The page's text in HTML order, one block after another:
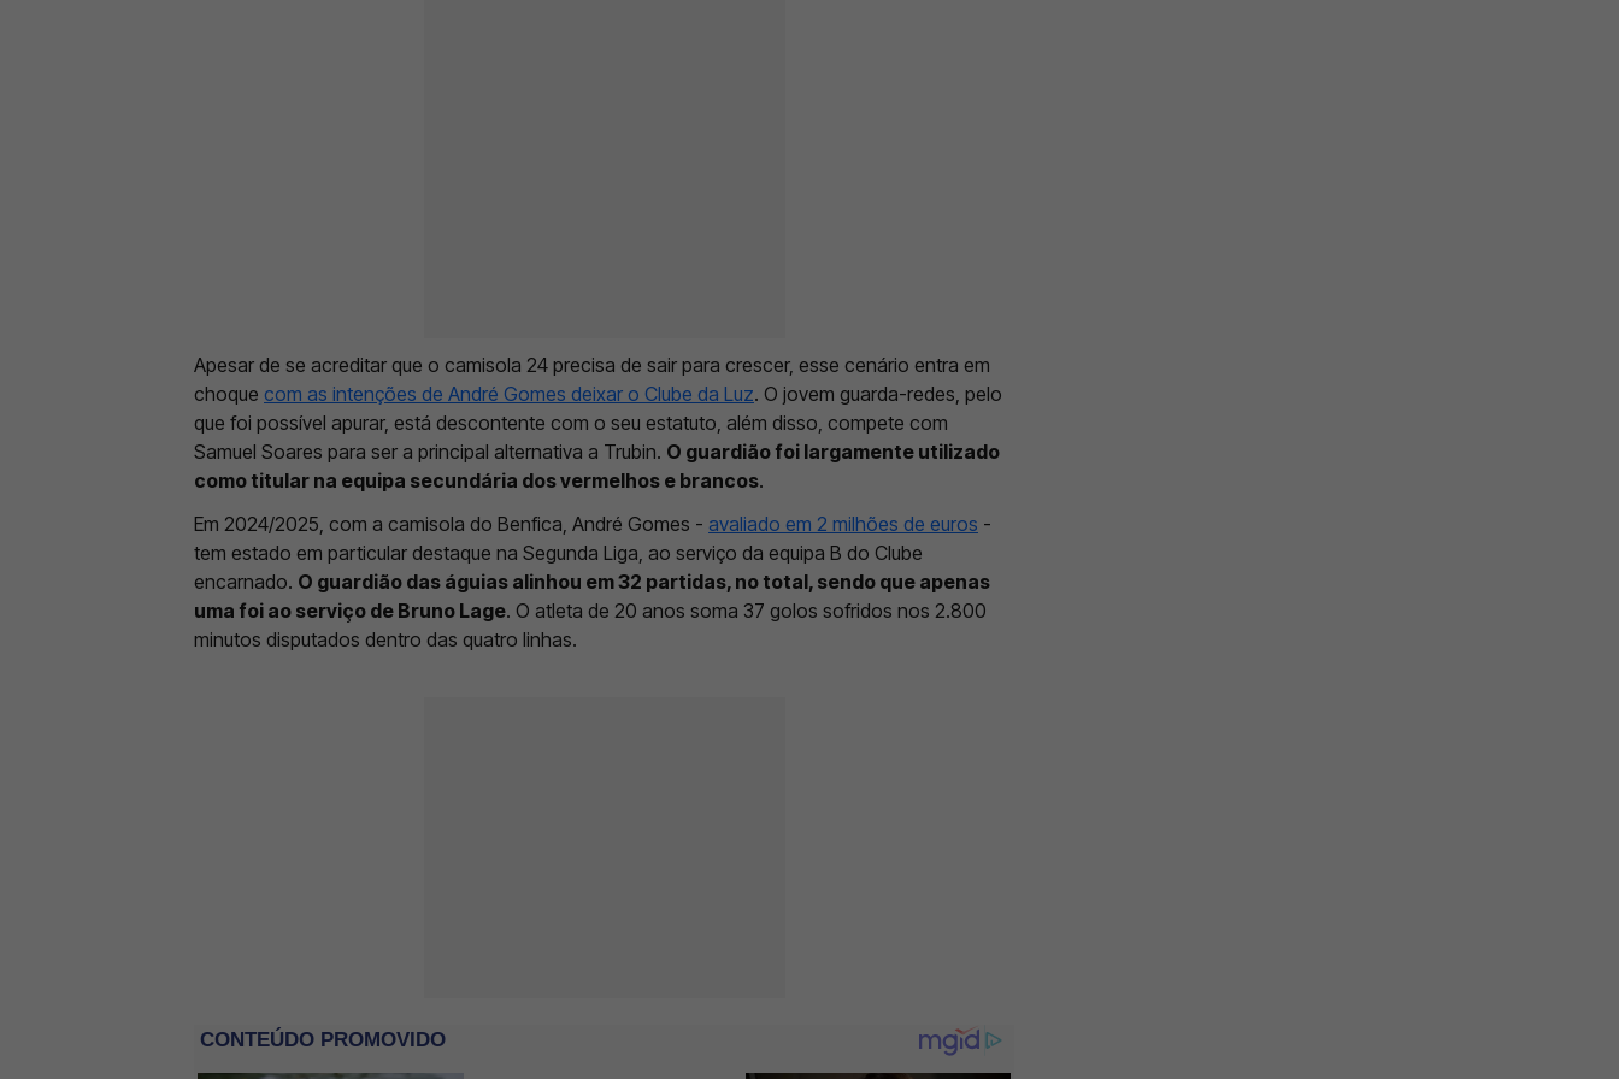
Apesar de se acreditar que o camisola 24 precisa de sair para crescer, esse cenário entra em
choque com as intenções de André Gomes deixar o Clube da Luz. O jovem guarda-redes, pelo
que foi possível apurar, está descontente com o seu estatuto, além disso, compete com
Samuel Soares para ser a principal alternativa a Trubin. O guardião foi largamente utilizado
como titular na equipa secundária dos vermelhos e brancos.
Em 2024/2025, com a camisola do Benfica, André Gomes - avaliado em 2 milhões de euros -
tem estado em particular destaque na Segunda Liga, ao serviço da equipa B do Clube
encarnado. O guardião das águias alinhou em 32 partidas, no total, sendo que apenas
uma foi ao serviço de Bruno Lage. O atleta de 20 anos soma 37 golos sofridos nos 2.800
minutos disputados dentro das quatro linhas.